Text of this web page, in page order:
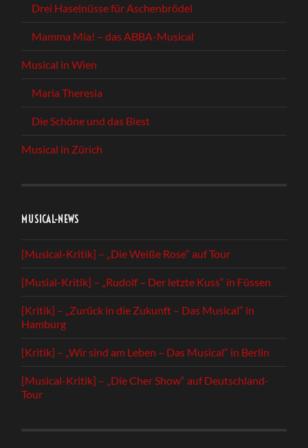
Drei Haselnüsse für Aschenbrödel
Mamma Mia! – das ABBA-Musical
Musical in Wien
Maria Theresia
Die Schöne und das Biest
Musical in Zürich
MUSICAL-NEWS
[Musical-Kritik] – „Die Weiße Rose“ auf Tour
[Musial-Kritik] – „Rudolf – Der letzte Kuss“ in Füssen
[Kritik] – „Zurück in die Zukunft – Das Musical“ in
Hamburg
[Kritik] – „Wir sind am Leben – Das Musical“ in Berlin
[Musical-Kritik] – „Die Cher Show“ auf Deutschland-
Tour